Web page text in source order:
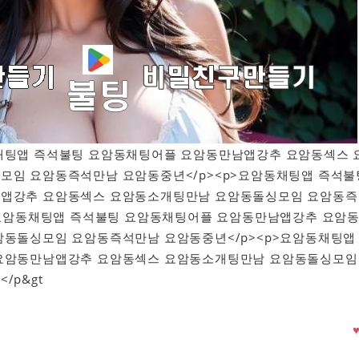
앱 즉석불팅 요암동채팅어플 요암동만남앱강추 요암동섹스
임 요암동즉석만남 요암동중년</p><p>요암동채팅앱 즉석불
강추 요암동섹스 요암동소개팅만남 요암동돌싱모임 요암동
동채팅앱 즉석불팅 요암동채팅어플 요암동만남앱강추 요암
돌싱모임 요암동즉석만남 요암동중년</p><p>요암동채팅앱
동만남앱강추 요암동섹스 요암동소개팅만남 요암동돌싱모임
</p&gt